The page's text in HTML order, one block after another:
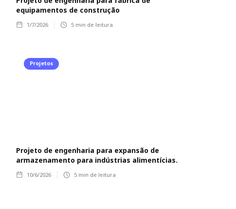
equipamentos de construção
1/7/2026 5 min de leitura
Projetos
Projeto de engenharia para expansão de
armazenamento para indústrias alimentícias.
10/6/2026 5 min de leitura